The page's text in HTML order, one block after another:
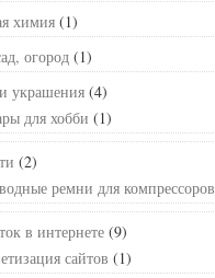
химия (1)
огород (1)
украшения (4)
для хобби (1)
(2)
ремни для компрессоров
в интернете (9)
сайтов (1)